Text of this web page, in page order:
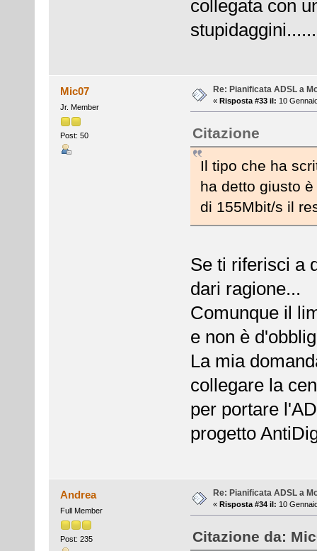
collegata con
stupidaggini......
Mic07
Jr. Member
Post: 50
Re: Pianificata ADSL a
« Risposta #33 il: 10
Citazione
Il tipo che ha
ha detto giusto
di 155Mbit/s il
Se ti riferisci a
dari ragione...
Comunque il
e non è
La mia
collegare la
per portare
progetto
Andrea
Full Member
Post: 235
Re: Pianificata ADSL a
« Risposta #34 il: 10
Citazione da: